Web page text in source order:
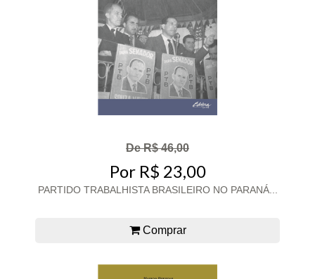
De R$ 46,00
Por R$ 23,00
PARTIDO TRABALHISTA BRASILEIRO NO PARANÁ...
Comprar